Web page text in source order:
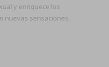
y enriquece los
nuevas sensaciones.